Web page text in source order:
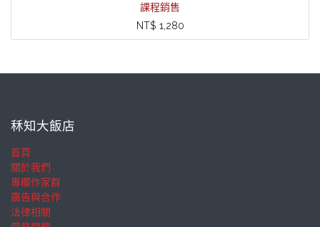
課程銷售
NT$ 1,280
秝知大飯店
首頁
關於我們
專欄作家群
廣告與合作
法律相關